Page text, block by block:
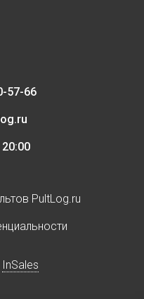
57-66
PultLog.ru
InSales